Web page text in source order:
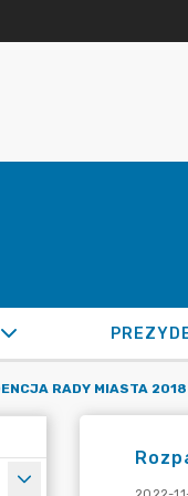
RADY MIASTA